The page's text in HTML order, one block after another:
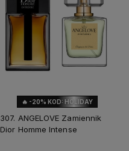
🔥 -20% KOD: HOLIDAY
307. ANGELOVE Zamiennik
Dior Homme Intense